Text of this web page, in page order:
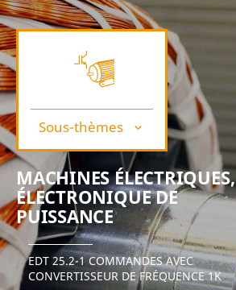
Sous-thèmes
MACHINES ÉLECTRIQUES,
ÉLECTRONIQUE DE
PUISSANCE
EDT 25.2-1 COMMANDES AVEC
CONVERTISSEUR DE FRÉQUENCE 1K